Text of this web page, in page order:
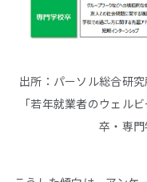
出所：パーソル総合研
「若年就業者のウェル
卒・専門